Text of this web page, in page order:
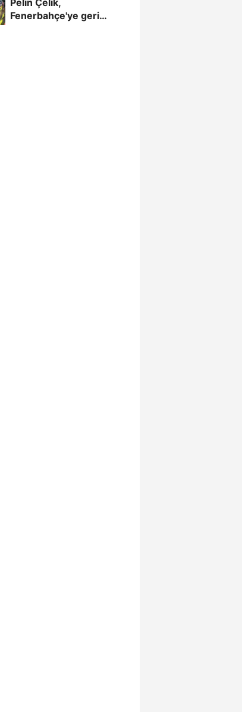
Fenerbahçe'ye geri